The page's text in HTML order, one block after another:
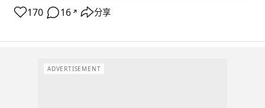
170 16 ↗ 分享
ADVERTISEMENT